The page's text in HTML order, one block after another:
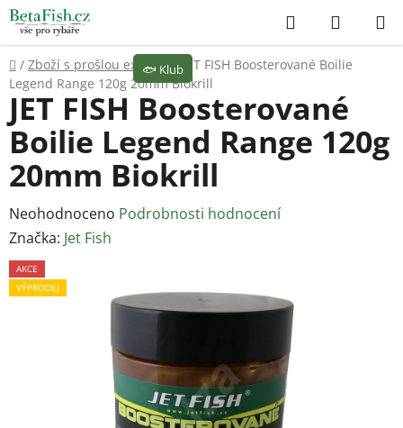
Přejít
na
obsah
Hledat
KOŠÍK
Domů
/ Zboží s prošlou expirací /
JET FISH Boosterované Boilie
Legend Range 120g 20mm Biokrill
JET FISH Boosterované
Boilie Legend Range 120g
20mm Biokrill
Průměrné
hodnocení
produktu
je
Neohodnoceno Podrobnosti hodnocení
Značka: Jet Fish
AKCE
VÝPRODEJ
🐟 Klub